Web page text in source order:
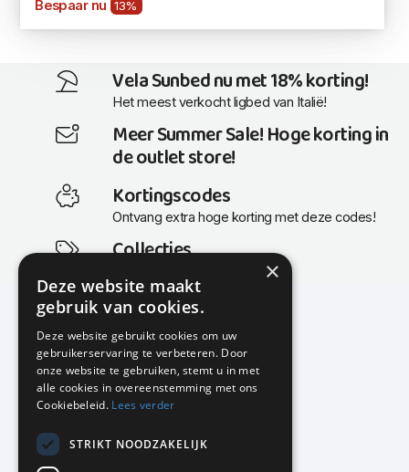
Bespaar nu 13%
Vela Sunbed nu met 18% korting!
Het meest verkocht ligbed van Italië!
Meer Summer Sale! Hoge korting in
de outlet store!
Kortingscodes
Ontvang extra hoge korting met deze codes!
Collecties
Actuele en populaire collecties
KMP Kantoormeubilair
Airport Business Park
Frankfurtstraat 29-31
1175 RH Lijnden
020-617 01 26
info@kmpkantoormeubilair.nl
×
Deze website maakt
gebruik van cookies.
Deze website gebruikt cookies om uw
gebruikerservaring te verbeteren. Door
onze website te gebruiken, stemt u in met
alle cookies in overeenstemming met ons
Cookiebeleid. Lees verder
STRIKT NOODZAKELIJK